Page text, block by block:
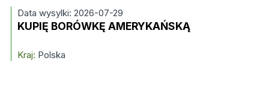
Data wysylki: 2026-07-29
KUPIĘ BORÓWKĘ AMERYKAŃSKĄ
Kraj: Polska